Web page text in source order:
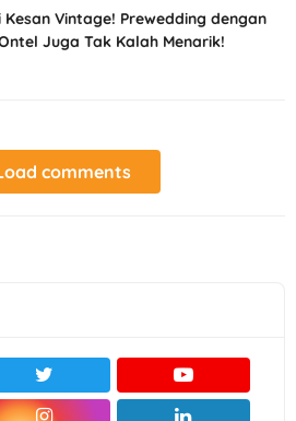
Kesan Vintage! Prewedding dengan
Juga Tak Kalah Menarik!
comments